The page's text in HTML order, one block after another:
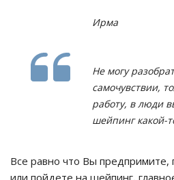
Ирма
Не могу
самочувствии,
работу, в люди
шейпинг какой-
Все равно что Вы предпримите,
или пойдете на шейпинг,